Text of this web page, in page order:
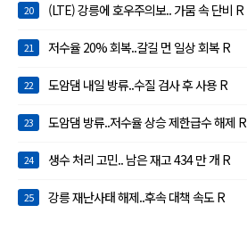
20 (LTE) 강릉에 호우주의보.. 가뭄 속 단비 R
21 저수율 20% 회복..갈길 먼 일상 회복 R
22 도암댐 내일 방류..수질 검사 후 사용 R
23 도암댐 방류..저수율 상승 제한급수 해제 R
24 생수 처리 고민.. 남은 재고 434 만 개 R
25 강릉 재난사태 해제..후속 대책 속도 R